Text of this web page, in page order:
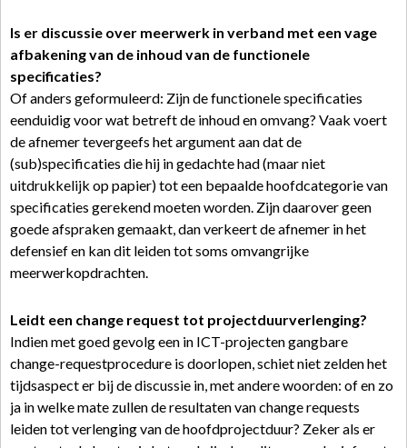
Is er discussie over meerwerk in verband met een vage
afbakening van de inhoud van de functionele
specificaties?
Of anders geformuleerd: Zijn de functionele specificaties
eenduidig voor wat betreft de inhoud en omvang? Vaak voert
de afnemer tevergeefs het argument aan dat de
(sub)specificaties die hij in gedachte had (maar niet
uitdrukkelijk op papier) tot een bepaalde hoofdcategorie van
specificaties gerekend moeten worden. Zijn daarover geen
goede afspraken gemaakt, dan verkeert de afnemer in het
defensief en kan dit leiden tot soms omvangrijke
meerwerkopdrachten.
Leidt een change request tot projectduurverlenging?
Indien met goed gevolg een in ICT-projecten gangbare
change-requestprocedure is doorlopen, schiet niet zelden het
tijdsaspect er bij de discussie in, met andere woorden: of en zo
ja in welke mate zullen de resultaten van change requests
leiden tot verlenging van de hoofdprojectduur? Zeker als er